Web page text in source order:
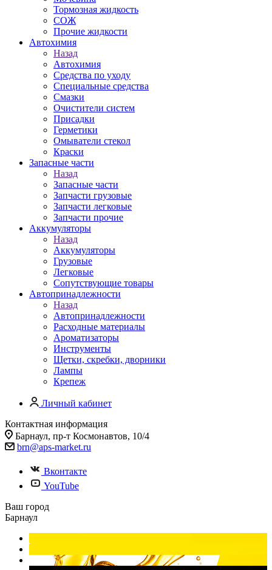
Тормозная жидкость
СОЖ
Прочие жидкости
Автохимия
Назад
Автохимия
Средства по уходу
Специальные средства
Смазки
Очистители систем
Присадки
Герметики
Омыватели стекол
Краски
Запасные части
Назад
Запасные части
Запчасти грузовые
Запчасти легковые
Запчасти прочие
Аккумуляторы
Назад
Аккумуляторы
Грузовые
Легковые
Сопутствующие товары
Автопринадлежности
Назад
Автопринадлежности
Расходные материалы
Ароматизаторы
Инструменты
Щетки, скребки, дворники
Лампы
Крепеж
Личный кабинет
Контактная информация
Барнаул, пр-т Космонавтов, 10/4
brn@aps-market.ru
Вконтакте
YouTube
Ваш город
Барнаул